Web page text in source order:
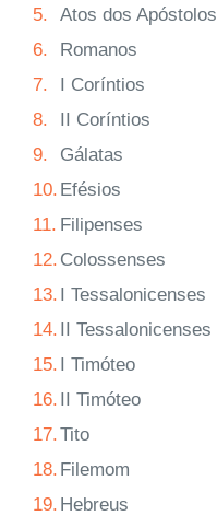
5.
Atos dos Apóstolos
6.
Romanos
7.
I Coríntios
8.
II Coríntios
9.
Gálatas
10. Efésios
11. Filipenses
12. Colossenses
13. I Tessalonicenses
14. II Tessalonicenses
15. I Timóteo
16. II Timóteo
17.Tito
18. Filemom
19. Hebreus